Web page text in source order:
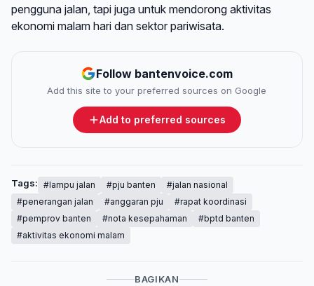
pengguna jalan, tapi juga untuk mendorong aktivitas
ekonomi malam hari dan sektor pariwisata.
Follow bantenvoice.com
Add this site to your preferred sources on Google
Add to preferred sources
Tags: #lampu jalan #pju banten
#jalan nasional
#penerangan jalan
#anggaran pju
#rapat koordinasi
#pemprov banten
#nota kesepahaman
#bptd banten
#aktivitas ekonomi malam
BAGIKAN